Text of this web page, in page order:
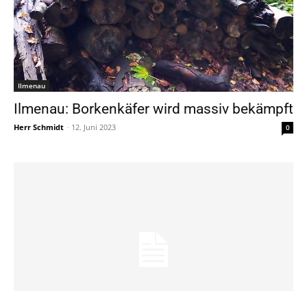
Ilmenau
Ilmenau: Borkenkäfer wird massiv bekämpft
Herr Schmidt - 12. Juni 2023 0